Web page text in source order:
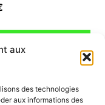
aux
des technologies
aux informations des